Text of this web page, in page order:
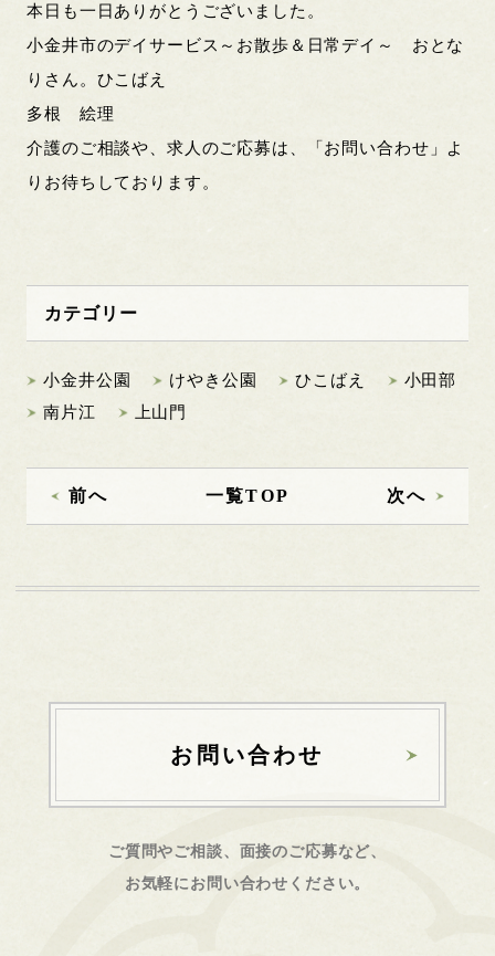
本日も一日ありがとうございました。
小金井市のデイサービス～お散歩＆日常デイ～ おとな
りさん。ひこばえ
多根 絵理
介護のご相談や、求人のご応募は、「お問い合わせ」よ
りお待ちしております。
カテゴリー
小金井公園 けやき公園 ひこばえ
小田部
南片江
上山門
前へ 一覧TOP 次へ
お問い合わせ
ご質問やご相談、面接のご応募など、
お気軽にお問い合わせください。